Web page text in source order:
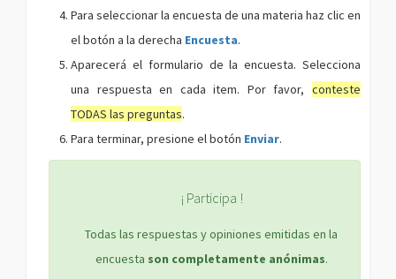
Para seleccionar la encuesta de una materia haz clic en
el botón a la derecha Encuesta.
Aparecerá el formulario de la encuesta. Selecciona
una respuesta en cada item. Por favor, conteste
TODAS las preguntas.
Para terminar, presione el botón Enviar.
¡ Participa !
Todas las respuestas y opiniones emitidas en la
encuesta son completamente anónimas.